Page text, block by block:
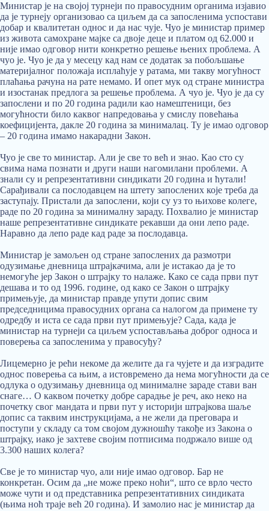
Министар је на својој турнеји по правосудним органима изјавио
да је турнеју организовао са циљем да са запосленима успостави
добар и квалитетан однос и да нас чује. Чуо је министар пример
из живота самохране мајке са двоје деце и платом од 62.000 и
није имао одговор нити конкретно решење њених проблема. А
чуо је. Чуо је да у месецу кад нам се додатак за побољшање
материјалног положаја исплаћује у ратама, ми такву могућност
плаћања рачуна на рате немамо. И опет мук од стране министра
и изостанак предлога за решење проблема. А чуо је. Чуо је да су
запослени и по 20 година радили као намештеници, без
могућности било каквог напредовања у смислу повећања
коефицијента, дакле 20 година за минималац. Ту је имао одговор
– 20 година имамо накарадни Закон.
Чуо је све то министар. Али је све то већ и знао. Као сто су
свима нама познати и други наши нагомилани проблеми. А
знали су и репрезентативни синдикати 20 година и ћутали!
Сарађивали са послодавцем на штету запослених које треба да
заступају. Пристали да запослени, који су уз то њихове колеге,
раде по 20 година за минималну зараду. Похвалио је министар
наше репрезентативне синдикате рекавши да они лепо раде.
Наравно да лепо раде кад раде за послодавца.
Министар је замољен од стране запослених да размотри
одузимање дневница штрајкачима, али је истакао да је то
немогуће јер Закон о штрајку то налаже. Како се сада први пут
дешава и то од 1996. године, од како се Закон о штрајку
примењује, да министар правде упути допис свим
председницима правосудних органа са налогом да примене ту
одредбу и иста се сада први пут примењује? Сада, када је
министар на турнеји са циљем успостављања доброг односа и
поверења са запосленима у правосуђу?
Лицемерно је рећи некоме да желите да га чујете и да изградите
однос поверења са њим, а истовремено да нема могућности да се
одлука о одузимању дневница од минималне зараде стави ван
снаге… О каквом почетку добре сарадње је реч, ако неко на
почетку свог мандата и први пут у историји штрајкова шаље
допис са таквим инструкцијама, а не жели да преговара и
поступи у складу са том својом дужношћу такође из Закона о
штрајку, иако је захтеве својим потписима подржало више од
3.300 наших колега?
Све је то министар чуо, али није имао одговор. Бар не
конкретан. Осим да „не може преко ноћи“, што се врло често
може чути и од представника репрезентативних синдиката
(њима ноћ траје већ 20 година). И замолио нас је министар да